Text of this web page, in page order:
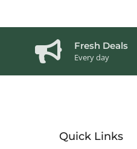
Fresh Deals
Every day
Quick Links